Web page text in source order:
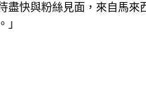
快與粉絲見面，來自馬
」